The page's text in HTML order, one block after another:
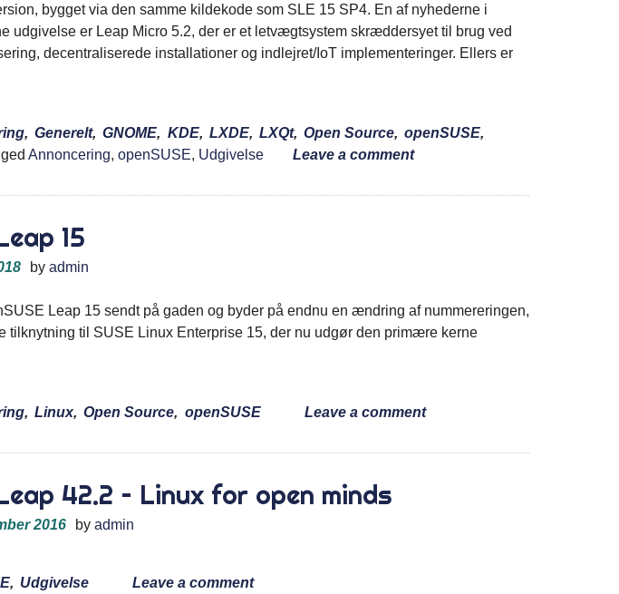
bygget via den samme kildekode som SLE 15 SP4. En af nyhederne i
udgivelse er Leap Micro 5.2, der er et letvægtsystem skræddersyet til brug ved
decentraliserede installationer og indlejret/IoT implementeringer. Ellers er
, Generelt, GNOME, KDE, LXDE, LXQt, Open Source, openSUSE,
Annoncering, openSUSE, Udgivelse Leave a comment
15
byadmin
Leap 15 sendt på gaden og byder på endnu en ændring af nummereringen,
tilknytning til ​​SUSE Linux Enterprise 15, der nu udgør den primære kerne
, Linux, Open Source, openSUSE Leave a comment
42.2 – Linux for open minds
2016 byadmin
, Udgivelse Leave a comment